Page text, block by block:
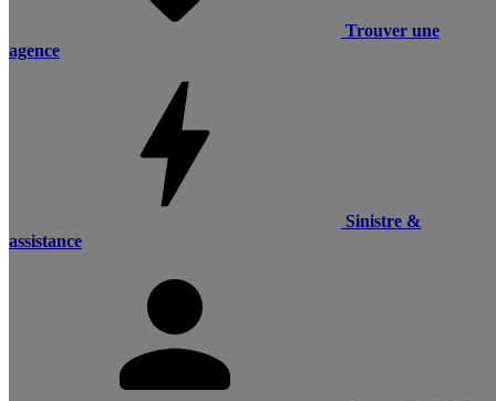
Trouver une
agence
Sinistre &
assistance